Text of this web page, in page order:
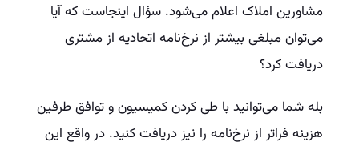
مشاورین املاک اعلام می‌شود. سؤال اینجاست که آیا
می‌توان مبلغی بیشتر از نرخ‌نامه اتحادیه از مشتری
دریافت کرد؟
بله شما می‌توانید با طی کردن کمیسیون و توافق طرفین
هزینه فراتر از نرخ‌نامه را نیز دریافت کنید. در واقع این